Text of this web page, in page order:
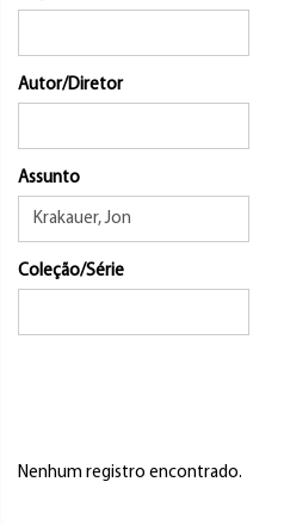
Autor/Diretor
Assunto
Coleção/Série
Nenhum registro encontrado.